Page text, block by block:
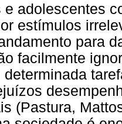
e adolescentes
estímulos
para
facilmente
determinada
(Pastura,